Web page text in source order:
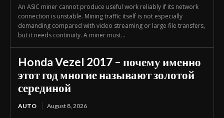
An ASIC miner cannot produce useful work reliably if its network
connection is unstable. Mining traffic itself is not especially
demanding compared with video streaming or large file transfers,
but it needs continuity. A miner must...
Honda Vezel 2017 – почему именно
этот год многие называют золотой
серединой
AUTO August 8, 2026